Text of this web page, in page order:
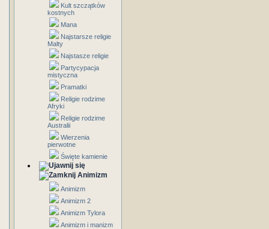
Kult szczątków
kostnych
Mana
Najstarsze religie
Malty
Najstasze religie
Partycypacja
mistyczna
Pramatki
Religie rodzime
Afryki
Religie rodzime
Australii
Wierzenia
pierwotne
Święte kamienie
Animizm
Animizm
Animizm 2
Animizm Tylora
Animizm i manizm